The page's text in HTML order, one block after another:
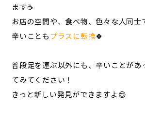
ます☕️
お店の空間や、食べ物、色々な人同士
辛いこともプラスに転換🍀
普段足を運ぶ以外にも、辛いことがあ
てみてください！
きっと新しい発見ができますよ😌